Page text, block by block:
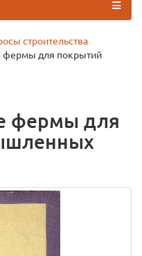
строительства
фермы для покрытий
фермы для